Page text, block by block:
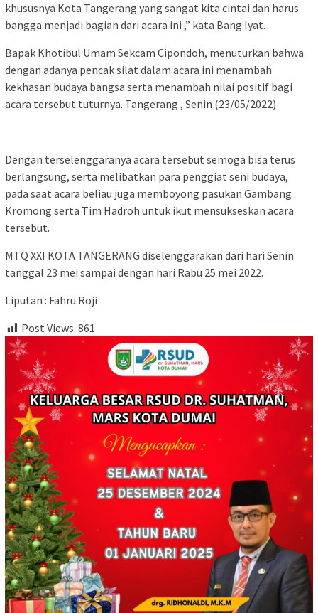
khususnya Kota Tangerang yang sangat kita cintai dan harus
bangga menjadi bagian dari acara ini ,” kata Bang Iyat.
Bapak Khotibul Umam Sekcam Cipondoh, menuturkan bahwa
dengan adanya pencak silat dalam acara ini menambah
kekhasan budaya bangsa serta menambah nilai positif bagi
acara tersebut tuturnya. Tangerang , Senin (23/05/2022)
Dengan terselenggaranya acara tersebut semoga bisa terus
berlangsung, serta melibatkan para penggiat seni budaya,
pada saat acara beliau juga memboyong pasukan Gambang
Kromong serta Tim Hadroh untuk ikut mensukseskan acara
tersebut.
MTQ XXI KOTA TANGERANG diselenggarakan dari hari Senin
tanggal 23 mei sampai dengan hari Rabu 25 mei 2022.
Liputan : Fahru Roji
Post Views: 861